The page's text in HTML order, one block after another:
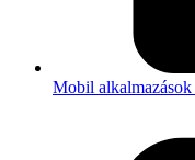
Mobil alkalmazások